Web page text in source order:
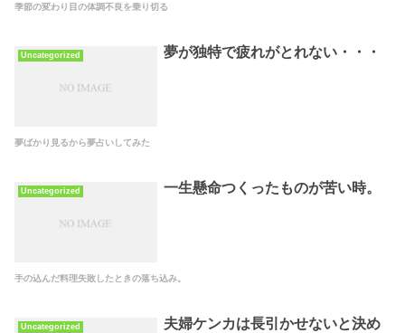
季節の変わり目の体調不良を乗り切る
Uncategorized 夢が独特で疲れがとれない・・・
夢ばかり見るから夢占いしてみた
Uncategorized 一生懸命つくったものが苦い時。
手の込んだ料理失敗したときの落ち込み。
Uncategorized
夫婦ケンカは長引かせないと決め